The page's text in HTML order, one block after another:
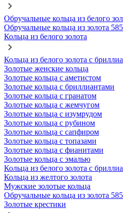
Обручальные кольца из белого
Обручальные кольца из золота
Кольца из белого золота
Кольца из белого золота с
Золотые женские кольца
Золотые кольца с аметистом
Золотые кольца с бриллиантами
Золотые кольца с гранатом
Золотые кольца с жемчугом
Золотые кольца с изумрудом
Золотые кольца с рубином
Золотые кольца с сапфиром
Золотые кольца с топазами
Золотые кольца с фианитами
Золотые кольца с эмалью
Кольца из белого золота с
Кольца из желтого золота
Мужские золотые кольца
Обручальные кольца из золота
Золотые крестики